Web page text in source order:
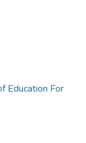
Education For